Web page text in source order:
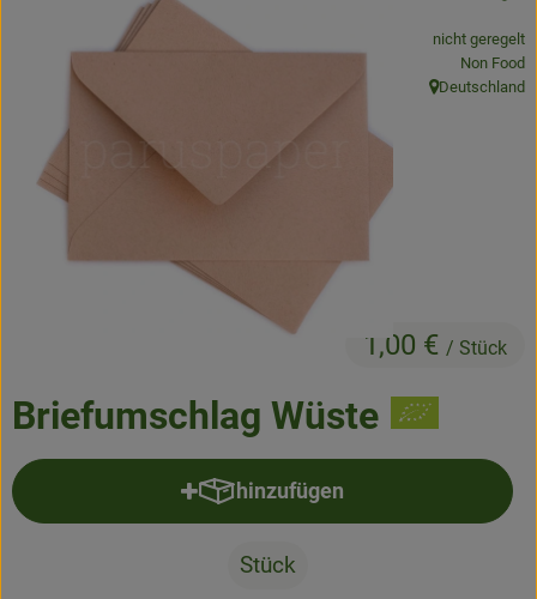
Obst & Gemüse
Frisches
Angebote & Neues
Naturwaren
Vorratskammer
Jobkiste
So geht’s
Briefumschlag Wüste
1,00 € / Stück
, Verband:
nicht geregelt
,Non Food
, Herkunft:
Deutschland
hinzufügen
Produkt zum Warenkorb
Stück